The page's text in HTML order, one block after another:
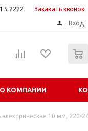
5 2222 Заказать звонок
Вход
О КОМПАНИИ
электрическая 10 мм, 220-